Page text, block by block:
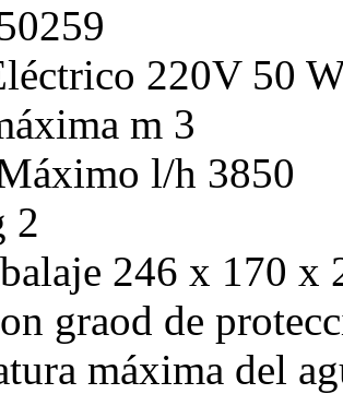
220V 50
m 3
l/h 3850
2
246 x 170 x
graod de
máxima del